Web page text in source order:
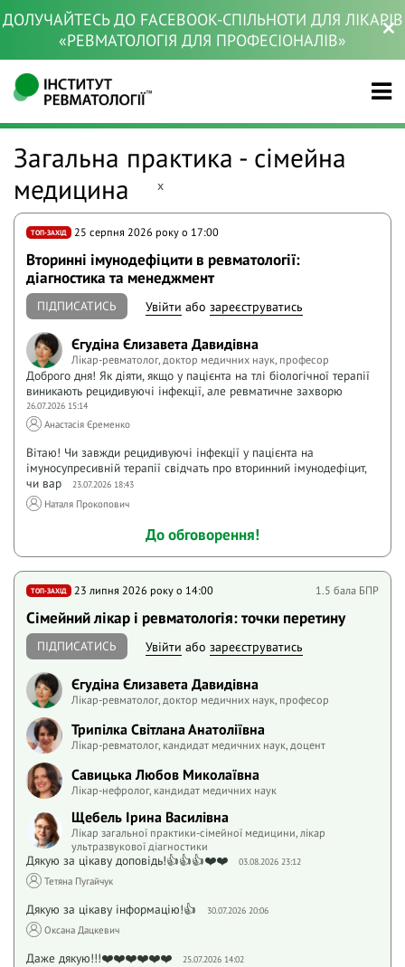
ДОЛУЧАЙТЕСЬ ДО FACEBOOK-СПІЛЬНОТИ ДЛЯ ЛІКАРІВ
«РЕВМАТОЛОГІЯ ДЛЯ ПРОФЕСІОНАЛІВ»
Загальна практика - сімейна
медицина
x
ТОП-ЗАХІД 25 серпня 2026 року o 17:00
Вторинні імунодефіцити в ревматології:
діагностика та менеджмент
ПІДПИСАТИСЬ Увійти або зареєструватись
Єгудіна Єлизавета Давидівна
Лікар-ревматолог, доктор медичних наук, професор
Доброго дня! Як діяти, якщо у пацієнта на тлі біологічної терапії
виникають рецидивуючі інфекції, але ревматичне захворю
26.07.2026 15:14
Анастасія Єременко
Вітаю! Чи завжди рецидивуючі інфекції у пацієнта на
імуносупресивній терапії свідчать про вторинний імунодефіцит,
чи вар
23.07.2026 18:43
Наталя Прокопович
До обговорення!
ТОП-ЗАХІД 23 липня 2026 року o 14:00 1.5 бала БПР
Сімейний лікар і ревматологія: точки перетину
ПІДПИСАТИСЬ Увійти або зареєструватись
Єгудіна Єлизавета Давидівна
Лікар-ревматолог, доктор медичних наук, професор
Трипілка Світлана Анатоліївна
Лікар-ревматолог, кандидат медичних наук, доцент
Савицька Любов Миколаївна
Лікар-нефролог, кандидат медичних наук
Щебель Ірина Василівна
Лікар загальної практики-сімейної медицини, лікар
ультразвукової діагностики
Дякую за цікаву доповідь!👍👍👍❤️❤️ 03.08.2026 23:12
Тетяна Пугайчук
Дякую за цікаву інформацію!👍 30.07.2026 20:06
Оксана Дацкевич
Даже дякую!!!❤️❤️❤️❤️❤️❤️ 25.07.2026 14:02